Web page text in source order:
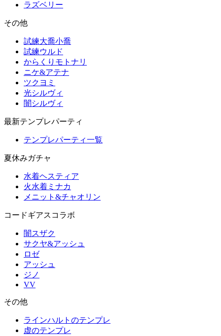
ラズベリー
その他
試練大喬小喬
試練ウルド
からくりモトナリ
ニケ&アテナ
ツクヨミ
光シルヴィ
闇シルヴィ
最新テンプレパーティ
テンプレパーティ一覧
夏休みガチャ
水着ヘスティア
火水着ミナカ
メニット&チャオリン
コードギアスコラボ
闇スザク
サクヤ&アッシュ
ロゼ
アッシュ
ジノ
VV
その他
ラインハルトのテンプレ
虚のテンプレ